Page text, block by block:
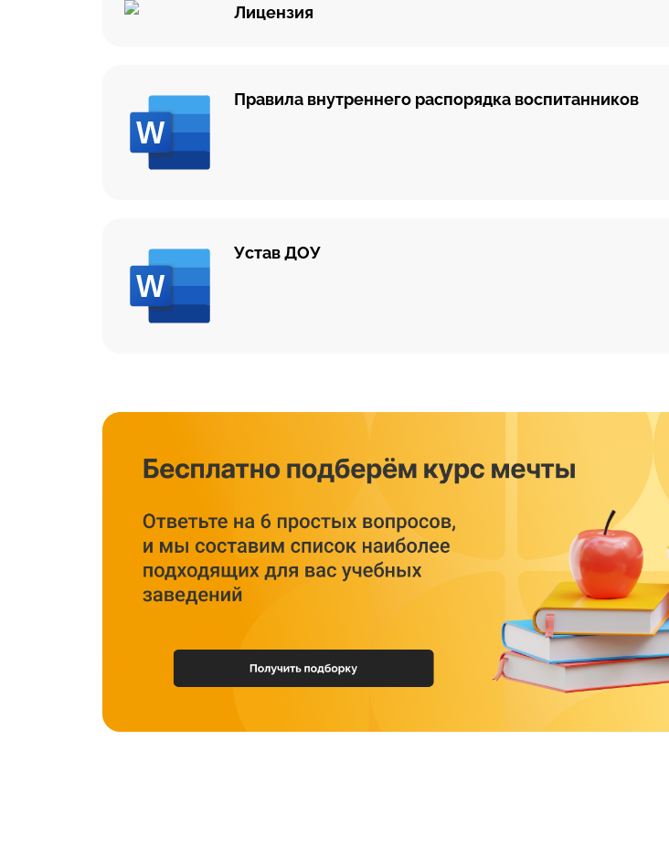
Лицензия
Правила внутреннего распорядка воспитанников
Устав ДОУ